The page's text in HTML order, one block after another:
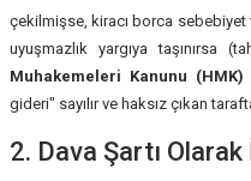
çekilmişse, kiracı borca
uyuşmazlık yargıya taşınırsa
Muhakemeleri Kanunu (HMK)
gideri" sayılır ve haksız çıkan
2. Dava Şartı